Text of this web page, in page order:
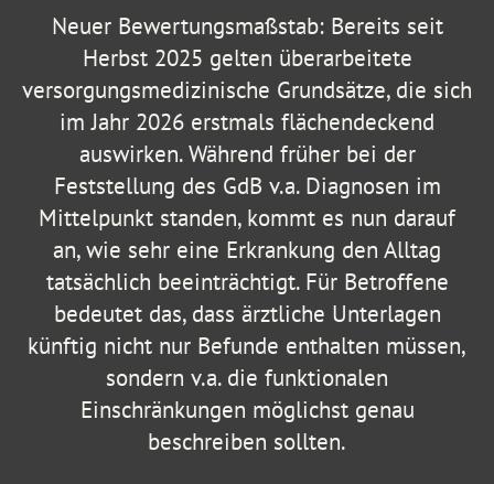
Neuer Bewertungsmaßstab: Bereits seit
Herbst 2025 gelten überarbeitete
versorgungsmedizinische Grundsätze, die sich
im Jahr 2026 erstmals flächendeckend
auswirken. Während früher bei der
Feststellung des GdB v.a. Diagnosen im
Mittelpunkt standen, kommt es nun darauf
an, wie sehr eine Erkrankung den Alltag
tatsächlich beeinträchtigt. Für Betroffene
bedeutet das, dass ärztliche Unterlagen
künftig nicht nur Befunde enthalten müssen,
sondern v.a. die funktionalen
Einschränkungen möglichst genau
beschreiben sollten.